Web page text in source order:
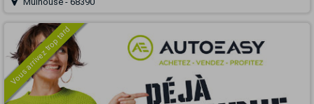
Vous arrivez trop tard